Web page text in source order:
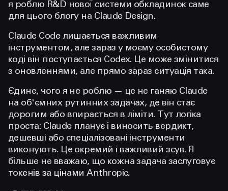
я роблю R&D нової системи обкладинок саме
для цього блогу на Claude Design.
Claude Code лишається важливим
інструментом, але зараз у моєму особистому
коді він поступається Codex. Це може змінитися
з оновленнями, але прямо зараз ситуація така.
Єдине, чого я не роблю — це не ганяю Claude
на об'ємних рутинних задачах, де він стає
дорогим або впирається в ліміти. Тут логіка
проста: Claude планує і виносить вердикт,
дешевші або спеціалізовані інструменти
виконують. Це окремий і важливий зсув. Я
більше не вважаю, що кожна задача заслуговує
токенів за цінами Anthropic.